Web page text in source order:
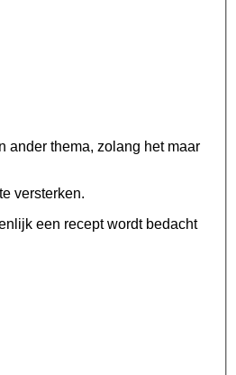
ander thema, zolang het maar
versterken.
een recept wordt bedacht